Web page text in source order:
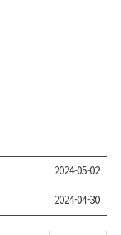
2024-05-02
2024-04-30